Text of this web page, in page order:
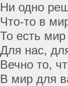
Ни одно
Что-то в
То есть мир
Для нас,
Вечно то,
В мир для